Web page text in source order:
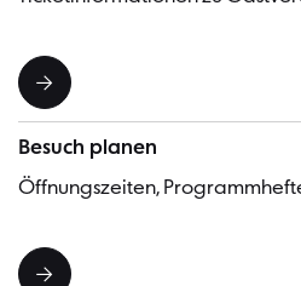
Besuch planen
Öffnungszeiten,